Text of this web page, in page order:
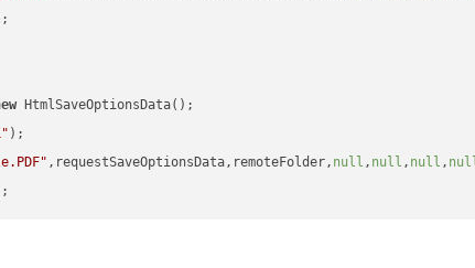
HtmlSaveOptionsData();
);
,requestSaveOptionsData,remoteFolder, null , null , null ,